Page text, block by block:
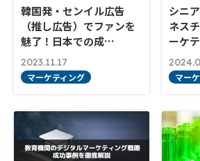
韓国発・センイル広告
（推し広告）でファンを
魅了！日本での成…
2023.11.17
マーケティング
シニ
ネス
ーケ
マー